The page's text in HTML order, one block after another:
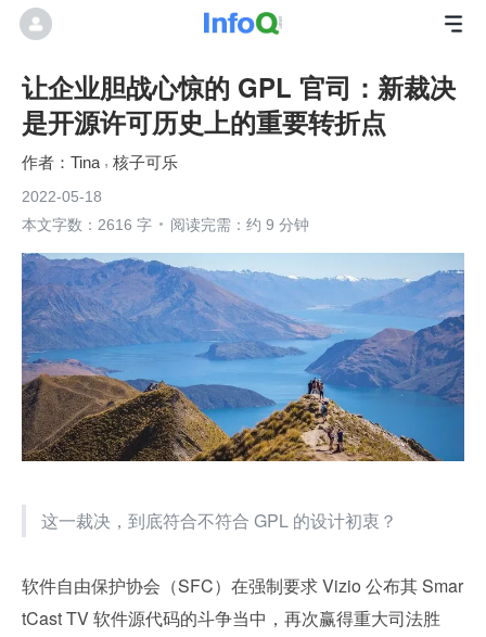
让企业胆战心惊的 GPL 官司：新裁决
是开源许可历史上的重要转折点
Tina 核子可乐
2022-05-18
本文字数：2616 字
阅读完需：约 9 分钟
这一裁决，到底符合不符合 GPL 的设计初衷？
软件自由保护协会（SFC）在强制要求 Vizio 公布其 Smar
tCast TV 软件源代码的斗争当中，再次赢得重大司法胜